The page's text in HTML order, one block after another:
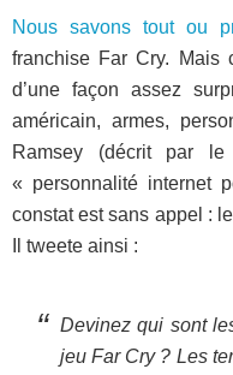
Nous savons tout ou
franchise Far Cry. Mais
d’une façon assez
américain, armes,
Ramsey (décrit par le
« personnalité internet
constat est sans appel :
Il tweete ainsi :
Devinez qui sont
jeu Far Cry ? Les